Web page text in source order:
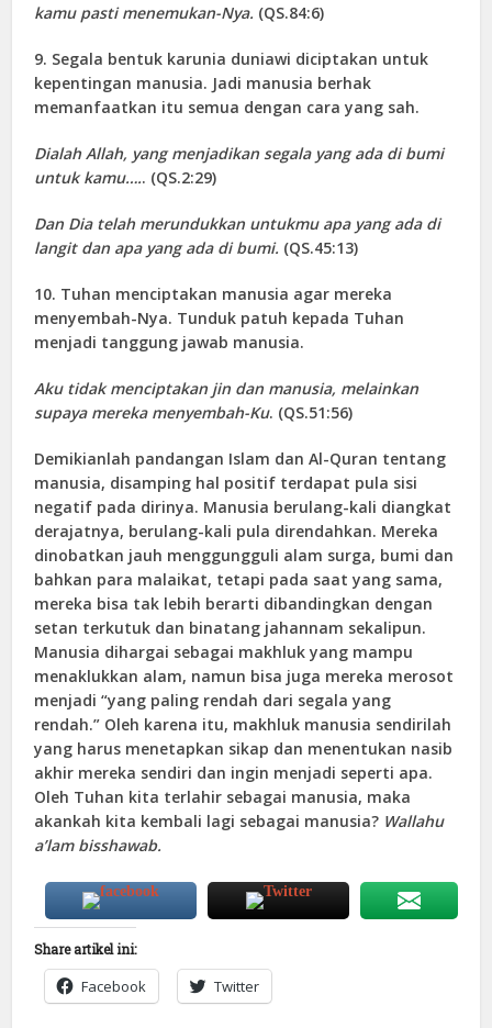
kamu pasti menemukan-Nya. (QS.84:6)
9. Segala bentuk karunia duniawi diciptakan untuk
kepentingan manusia. Jadi manusia berhak
memanfaatkan itu semua dengan cara yang sah.
Dialah Allah, yang menjadikan segala yang ada di bumi
untuk kamu….. (QS.2:29)
Dan Dia telah merundukkan untukmu apa yang ada di
langit dan apa yang ada di bumi. (QS.45:13)
10. Tuhan menciptakan manusia agar mereka
menyembah-Nya. Tunduk patuh kepada Tuhan
menjadi tanggung jawab manusia.
Aku tidak menciptakan jin dan manusia, melainkan
supaya mereka menyembah-Ku. (QS.51:56)
Demikianlah pandangan Islam dan Al-Quran tentang
manusia, disamping hal positif terdapat pula sisi
negatif pada dirinya. Manusia berulang-kali diangkat
derajatnya, berulang-kali pula direndahkan. Mereka
dinobatkan jauh menggungguli alam surga, bumi dan
bahkan para malaikat, tetapi pada saat yang sama,
mereka bisa tak lebih berarti dibandingkan dengan
setan terkutuk dan binatang jahannam sekalipun.
Manusia dihargai sebagai makhluk yang mampu
menaklukkan alam, namun bisa juga mereka merosot
menjadi “yang paling rendah dari segala yang
rendah.” Oleh karena itu, makhluk manusia sendirilah
yang harus menetapkan sikap dan menentukan nasib
akhir mereka sendiri dan ingin menjadi seperti apa.
Oleh Tuhan kita terlahir sebagai manusia, maka
akankah kita kembali lagi sebagai manusia? Wallahu
a’lam bisshawab.
Share artikel ini:
Facebook Twitter